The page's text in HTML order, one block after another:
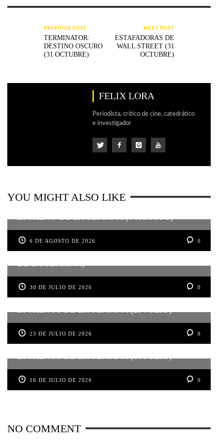
PREVIOUS POST
TERMINATOR:
DESTINO OSCURO
(31 OCTUBRE)
NEXT POST
ESTAFADORAS DE
WALL STREET (31
OCTUBRE)
FELIX LORA
Periodista, crítico de cine, catedrático
e investigador
YOU MIGHT ALSO LIKE
6 DE AGOSTO DE 2026 0
SPIDER-MAN: UN NUEVO DÍA (ESTRENOS
30 DE JULIO DE 2026 0
23 DE JULIO DE 2026 0
16 DE JULIO DE 2026 0
NO COMMENT